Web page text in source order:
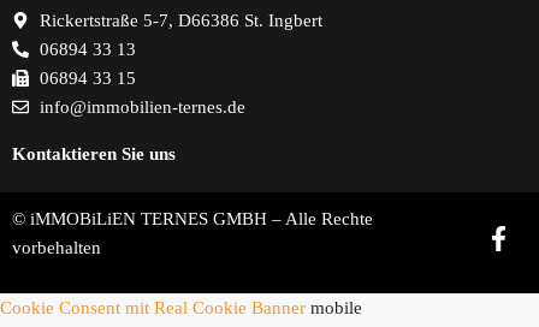
Rickertstraße 5-7, D66386 St. Ingbert
06894 33 13
06894 33 15
info@immobilien-ternes.de
Kontaktieren Sie uns
© iMMOBiLiEN TERNES GMBH – Alle Rechte
vorbehalten
Cookie Consent mit Real Cookie Banner